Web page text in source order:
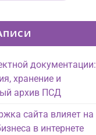
документации:
хранение и
архив ПСД
сайта влияет на
в интернете